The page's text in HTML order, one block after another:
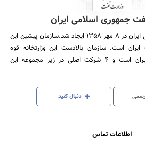
جمهوری اسلامی ایران
وزارت نفت جمهوری اسلامی ایران در 8 مهر 1358 ایجاد شد.سازمان پیشین این
است. سازمان بالادست این وزارتخانه قوه
مجریه جمهوری اسلامی ایران است و 4 شرکت اصلی در زیر مجموعه این
دنبال کنید
اطلاعات تماس